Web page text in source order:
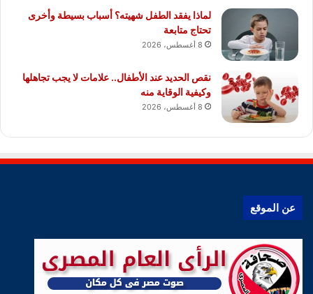
لماذا يفقد الطفل شهيته؟ أسباب بسيطة وأخرى
تحتاج متابعة
8 أغسطس، 2026
نقص الحديد عند الأطفال.. علامات لا يجب تجاهلها
وكيفية الوقاية منه
8 أغسطس، 2026
عن الموقع